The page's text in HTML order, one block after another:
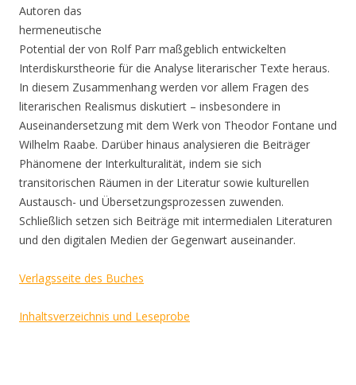
Autoren das
hermeneutische
Potential der von Rolf Parr maßgeblich entwickelten
Interdiskurstheorie für die Analyse literarischer Texte heraus.
In diesem Zusammenhang werden vor allem Fragen des
literarischen Realismus diskutiert – insbesondere in
Auseinandersetzung mit dem Werk von Theodor Fontane und
Wilhelm Raabe. Darüber hinaus analysieren die Beiträger
Phänomene der Interkulturalität, indem sie sich
transitorischen Räumen in der Literatur sowie kulturellen
Austausch- und Übersetzungsprozessen zuwenden.
Schließlich setzen sich Beiträge mit intermedialen Literaturen
und den digitalen Medien der Gegenwart auseinander.
Verlagsseite des Buches
Inhaltsverzeichnis und Leseprobe